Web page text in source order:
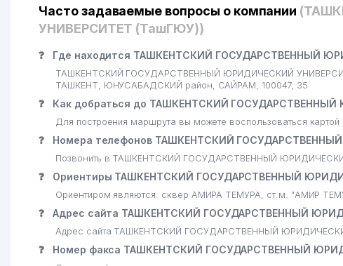
23 ART PRESS CO., LTD. ООО
24 HAEJIN NEW WORLD ООО
МУБОРАК ООО
26 ALBETA ИП
27 CHATKAL MOUNTAINS ООО
BETA ООО
ГОСУДАРСТВЕННЫЙ МУЗЕЙ ИСТОРИИ УЗБЕКИСТАНА
30 AVTOTEST REPORT ООО
31 СААКЯН А. ИндП
Часто задаваемые вопросы о компании
УНИВЕРСИТЕТ (ТашГЮУ))
❓ Где находится ТАШКЕНТСКИЙ ГОСУДАРСТВЕННЫЙ
ТАШКЕНТСКИЙ ГОСУДАРСТВЕННЫЙ ЮРИДИЧЕСКИЙ
ТАШКЕНТ, ЮНУСАБАДСКИЙ район, САЙРАМ, 100047, 35
❓ Как добраться до ТАШКЕНТСКИЙ
Для построения маршрута вы можете воспользоваться
❓ Номера телефонов ТАШКЕНТСКИЙ
Позвонить в ТАШКЕНТСКИЙ ГОСУДАРСТВЕННЫЙ
❓ Ориентиры ТАШКЕНТСКИЙ ГОСУДАРСТВЕННЫЙ
Ориентиром являются: сквер АМИРА ТЕМУРА, ст.м. "АМИР
❓ Адрес сайта ТАШКЕНТСКИЙ ГОСУДАРСТВЕННЫЙ
Адрес сайта ТАШКЕНТСКИЙ ГОСУДАРСТВЕННЫЙ
❓ Номер факса ТАШКЕНТСКИЙ ГОСУДАРСТВЕННЫЙ